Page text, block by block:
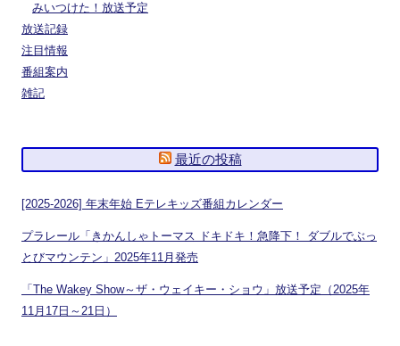
みいつけた！放送予定
放送記録
注目情報
番組案内
雑記
最近の投稿
[2025-2026] 年末年始 Eテレキッズ番組カレンダー
プラレール「きかんしゃトーマス ドキドキ！急降下！ ダブルでぶっ
とびマウンテン」2025年11月発売
「The Wakey Show～ザ・ウェイキー・ショウ」放送予定（2025年
11月17日～21日）